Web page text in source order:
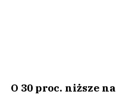
O 30 proc. niższe